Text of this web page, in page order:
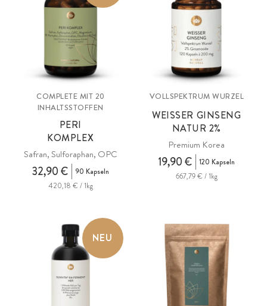
COMPLETE MIT 20
INHALTSSTOFFEN
PERI
KOMPLEX
Safran, Sulforaphan, OPC
32,90 €
90 Kapseln
420,18 € / 1kg
VOLLSPEKTRUM WURZEL
WEISSER GINSENG
NATUR 2%
Premium Korea
19,90 €
120 Kapseln
667,79 € / 1kg
NEU